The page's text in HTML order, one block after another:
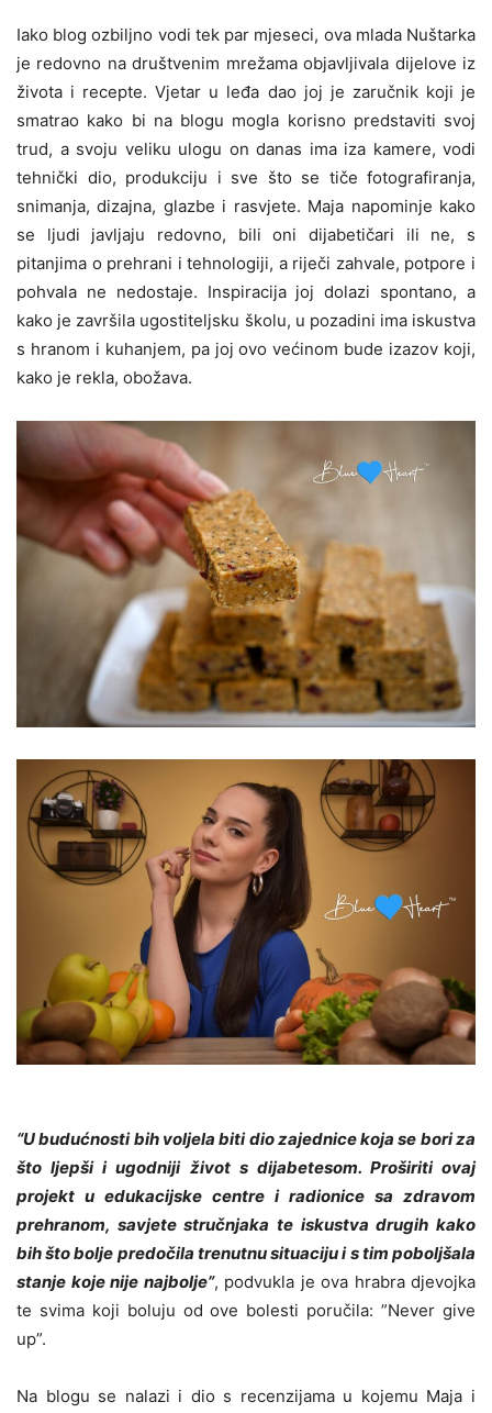
Iako blog ozbiljno vodi tek par mjeseci, ova mlada Nuštarka
je redovno na društvenim mrežama objavljivala dijelove iz
života i recepte. Vjetar u leđa dao joj je zaručnik koji je
smatrao kako bi na blogu mogla korisno predstaviti svoj
trud, a svoju veliku ulogu on danas ima iza kamere, vodi
tehnički dio, produkciju i sve što se tiče fotografiranja,
snimanja, dizajna, glazbe i rasvjete. Maja napominje kako
se ljudi javljaju redovno, bili oni dijabetičari ili ne, s
pitanjima o prehrani i tehnologiji, a riječi zahvale, potpore i
pohvala ne nedostaje. Inspiracija joj dolazi spontano, a
kako je završila ugostiteljsku školu, u pozadini ima iskustva
s hranom i kuhanjem, pa joj ovo većinom bude izazov koji,
kako je rekla, obožava.
“U budućnosti bih voljela biti dio zajednice koja se bori za
što ljepši i ugodniji život s dijabetesom. Proširiti ovaj
projekt u edukacijske centre i radionice sa zdravom
prehranom, savjete stručnjaka te iskustva drugih kako
bih što bolje predočila trenutnu situaciju i s tim poboljšala
stanje koje nije najbolje”, podvukla je ova hrabra djevojka
te svima koji boluju od ove bolesti poručila: ”Never give
up”.
Na blogu se nalazi i dio s recenzijama u kojemu Maja i